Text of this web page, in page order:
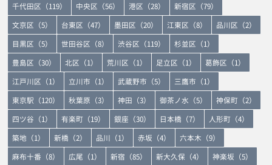
千代田区（119）
中央区（56） 港区（28）
新宿区（79）
文京区（5）
台東区（47） 墨田区（20） 江東区（8）
品川区（2）
目黒区（5）
世田谷区（8） 渋谷区（119）
杉並区（1）
豊島区（30）
北区（1） 荒川区（1） 足立区（1）
葛飾区（1）
江戸川区（1）
立川市（1） 武蔵野市（5）
三鷹市（1）
東京駅（120）
秋葉原（3） 神田（3） 御茶ノ水（5）
神保町（2）
四ツ谷（1）
有楽町（19） 銀座（30） 日本橋（7）
人形町（4）
築地（1）
新橋（2） 品川（1） 赤坂（4）
六本木（9）
麻布十番（8）
広尾（1） 新宿（85） 新大久保（4）
神楽坂（5）